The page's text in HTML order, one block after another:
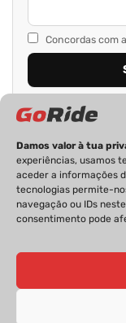
Damos valor à tua
experiências, usamos
aceder a informações
tecnologias permite-
navegação ou IDs
consentimento pode
Concordas com a
PRIVACIDADE